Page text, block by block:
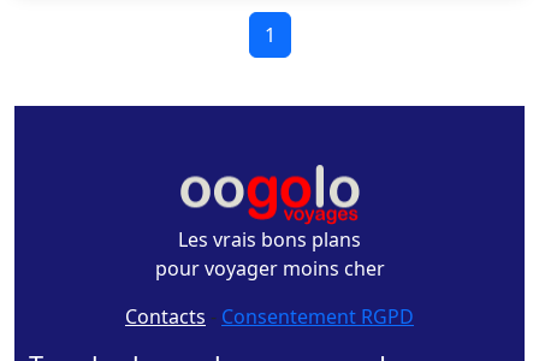
1
Les vrais bons plans
pour voyager moins cher
Contacts - Consentement RGPD